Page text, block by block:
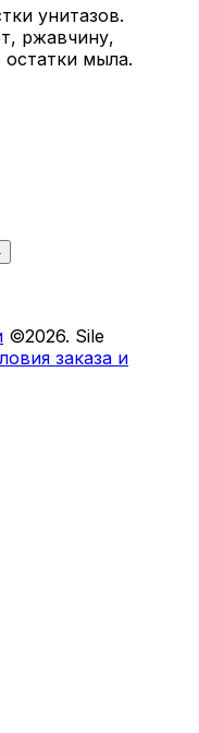
унитазов.
ржавчину,
остатки мыла.
©2026. Sile
заказа и